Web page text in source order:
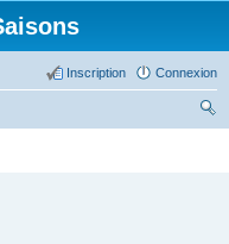
Connexion
Inscription